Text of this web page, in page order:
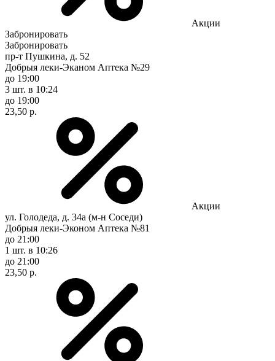
Акции
Забронировать
Забронировать
пр-т Пушкина, д. 52
Добрыя леки-Эканом Аптека №29
до 19:00
3 шт. в 10:24
до 19:00
23,50 р.
Акции
ул. Голодеда, д. 34а (м-н Соседи)
Добрыя леки-Эконом Аптека №81
до 21:00
1 шт. в 10:26
до 21:00
23,50 р.